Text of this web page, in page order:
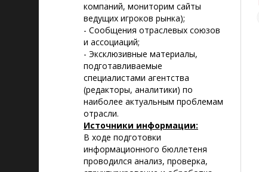
компаний, мониторим сайты
ведущих игроков рынка);
- Сообщения отраслевых союзов
и ассоциаций;
- Эксклюзивные материалы,
подготавливаемые
специалистами агентства
(редакторы, аналитики) по
наиболее актуальным проблемам
отрасли.
Источники информации:
В ходе подготовки
информационного бюллетеня
проводился анализ, проверка,